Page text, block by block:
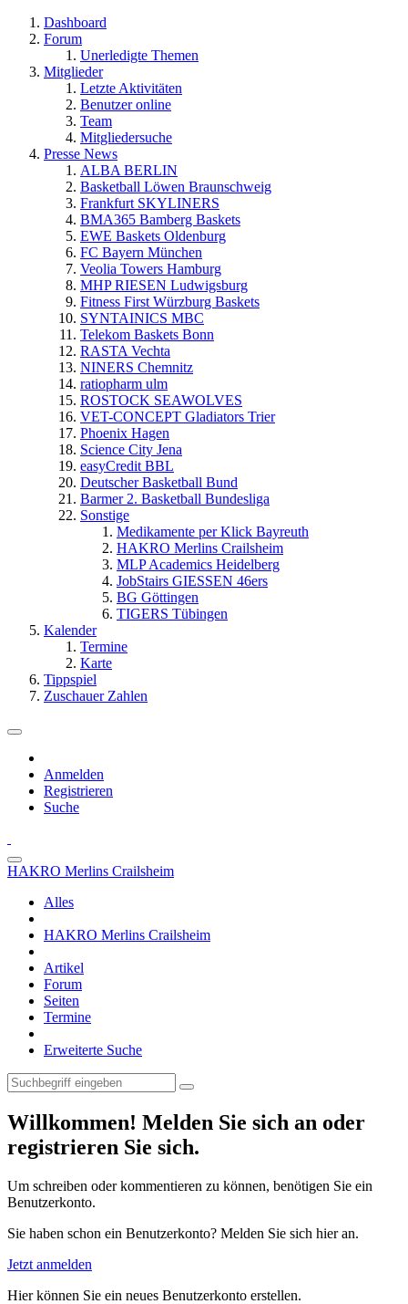
Dashboard
Forum
Unerledigte Themen
Mitglieder
Letzte Aktivitäten
Benutzer online
Team
Mitgliedersuche
Presse News
ALBA BERLIN
Basketball Löwen Braunschweig
Frankfurt SKYLINERS
BMA365 Bamberg Baskets
EWE Baskets Oldenburg
FC Bayern München
Veolia Towers Hamburg
MHP RIESEN Ludwigsburg
Fitness First Würzburg Baskets
SYNTAINICS MBC
Telekom Baskets Bonn
RASTA Vechta
NINERS Chemnitz
ratiopharm ulm
ROSTOCK SEAWOLVES
VET-CONCEPT Gladiators Trier
Phoenix Hagen
Science City Jena
easyCredit BBL
Deutscher Basketball Bund
Barmer 2. Basketball Bundesliga
Sonstige
Medikamente per Klick Bayreuth
HAKRO Merlins Crailsheim
MLP Academics Heidelberg
JobStairs GIESSEN 46ers
BG Göttingen
TIGERS Tübingen
Kalender
Termine
Karte
Tippspiel
Zuschauer Zahlen
Anmelden
Registrieren
Suche
HAKRO Merlins Crailsheim
Alles
HAKRO Merlins Crailsheim
Artikel
Forum
Seiten
Termine
Erweiterte Suche
Willkommen! Melden Sie sich an oder
registrieren Sie sich.
Um schreiben oder kommentieren zu können, benötigen Sie ein
Benutzerkonto.
Sie haben schon ein Benutzerkonto? Melden Sie sich hier an.
Jetzt anmelden
Hier können Sie ein neues Benutzerkonto erstellen.